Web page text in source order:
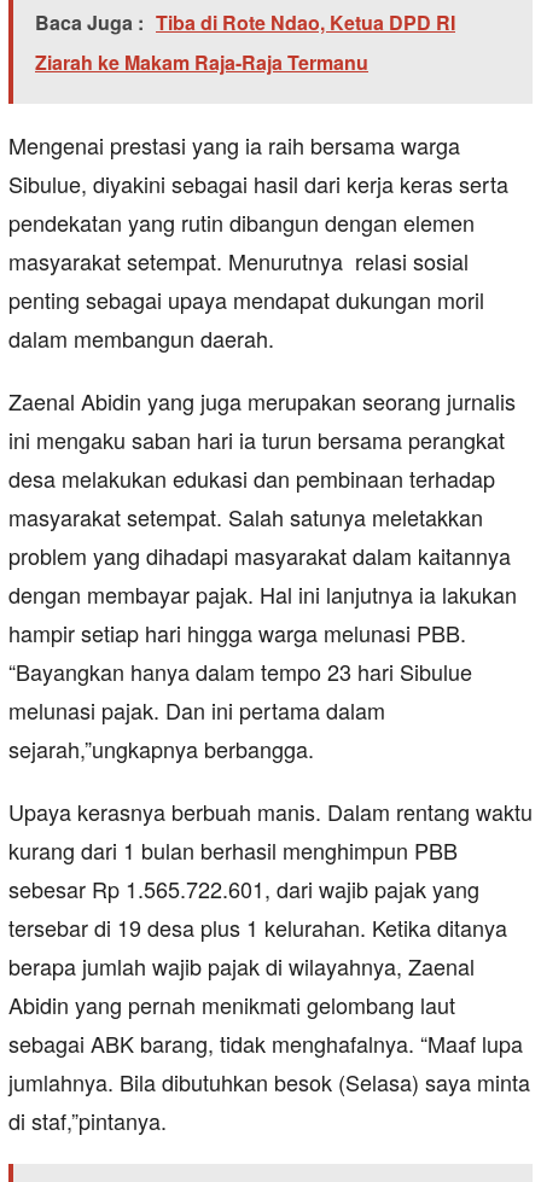
Baca Juga : Tiba di Rote Ndao, Ketua DPD RI
Ziarah ke Makam Raja-Raja Termanu
Mengenai prestasi yang ia raih bersama warga
Sibulue, diyakini sebagai hasil dari kerja keras serta
pendekatan yang rutin dibangun dengan elemen
masyarakat setempat. Menurutnya relasi sosial
penting sebagai upaya mendapat dukungan moril
dalam membangun daerah.
Zaenal Abidin yang juga merupakan seorang jurnalis
ini mengaku saban hari ia turun bersama perangkat
desa melakukan edukasi dan pembinaan terhadap
masyarakat setempat. Salah satunya meletakkan
problem yang dihadapi masyarakat dalam kaitannya
dengan membayar pajak. Hal ini lanjutnya ia lakukan
hampir setiap hari hingga warga melunasi PBB.
“Bayangkan hanya dalam tempo 23 hari Sibulue
melunasi pajak. Dan ini pertama dalam
sejarah,”ungkapnya berbangga.
Upaya kerasnya berbuah manis. Dalam rentang waktu
kurang dari 1 bulan berhasil menghimpun PBB
sebesar Rp 1.565.722.601, dari wajib pajak yang
tersebar di 19 desa plus 1 kelurahan. Ketika ditanya
berapa jumlah wajib pajak di wilayahnya, Zaenal
Abidin yang pernah menikmati gelombang laut
sebagai ABK barang, tidak menghafalnya. “Maaf lupa
jumlahnya. Bila dibutuhkan besok (Selasa) saya minta
di staf,”pintanya.